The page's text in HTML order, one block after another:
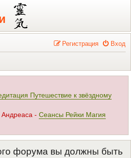
Вход
Регистрация
Путешествие к звёздному
- Сеансы Рейки Магия
форума вы должны быть